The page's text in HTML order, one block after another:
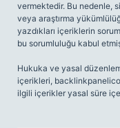
vermektedir. Bu nedenle,
veya araştırma
yazdıkları içeriklerin
bu sorumluluğu kabul
Hukuka ve yasal
içerikleri,
ilgili içerikler yasal süre